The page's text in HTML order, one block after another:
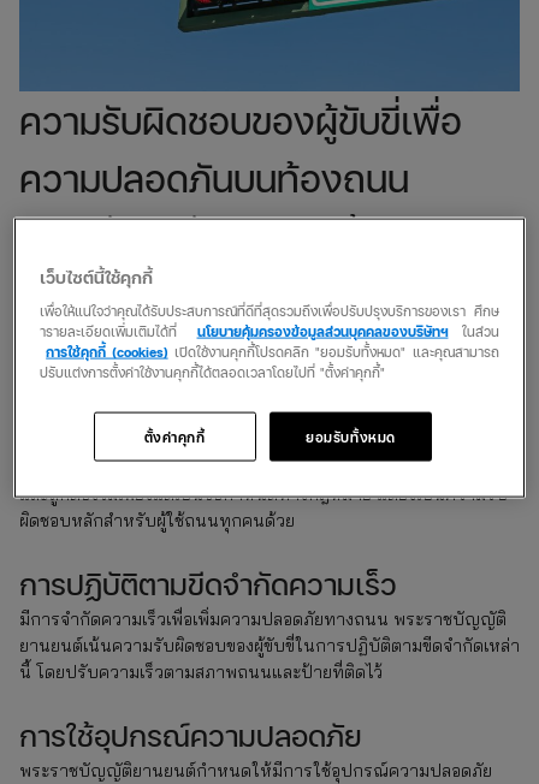
ความรับผิดชอบของผู้ขับขี่เพื่อ
ความปลอดภันบนท้องถนน
การปฏิบัติตามสัญญาณและป้ายจราจร
ความรับผิดชอบพื้นฐานประการหนึ่งที่ระบุไว้ในพระราชบัญญัติยาน
ยนต์คือภาระหน้าที่ในการปฏิบัติตามสัญญาณและป้ายจราจร การ
ปฏิบัติตามคำสั่งเหล่านี้ทำให้การจราจรคล่องตัวและลดความเสี่ยงใน
การเกิดอุบัติเหตุ
การรักษาใบขับขี่ที่ถูกต้อง
การขับรถโดยไม่มีใบอนุญาตที่ถูกต้องถือเป็นการละเมิดพระราช
บัญญัติยานยนต์ การตรวจสอบให้แน่ใจว่าใบขับขี่ของคุณเป็นปัจจุบัน
และถูกต้องไม่เพียงแต่เป็นข้อกำหนดทางกฎหมาย แต่ยังเป็นความรับ
ผิดชอบหลักสำหรับผู้ใช้ถนนทุกคนด้วย
การปฏิบัติตามขีดจำกัดความเร็ว
มีการจำกัดความเร็วเพื่อเพิ่มความปลอดภัยทางถนน พระราชบัญญัติ
ยานยนต์เน้นความรับผิดชอบของผู้ขับขี่ในการปฏิบัติตามขีดจำกัดเหล่า
นี้ โดยปรับความเร็วตามสภาพถนนและป้ายที่ติดไว้
การใช้อุปกรณ์ความปลอดภัย
พระราชบัญญัติยานยนต์กำหนดให้มีการใช้อุปกรณ์ความปลอดภัย
เว็บไซต์นี้ใช้คุกกี้
เพื่อให้แน่ใจว่าคุณได้รับประสบการณ์ที่ดีที่สุดรวมถึงเพื่อปรับปรุงบริการของเรา ศึกษ
ารายละเอียดเพิ่มเติมได้ที่
นโยบายคุ้มครองข้อมูลส่วนบุคคลของบริษัทฯในส่วน
การใช้คุกกี้ (cookies) เปิดใช้งานคุกกี้โปรดคลิก "ยอมรับทั้งหมด" และคุณสามารถ
ปรับแต่งการตั้งค่าใช้งานคุกกี้ได้ตลอดเวลาโดยไปที่ "ตั้งค่าคุกกี้"
ยอมรับทั้งหมด
ตั้งค่าคุกกี้